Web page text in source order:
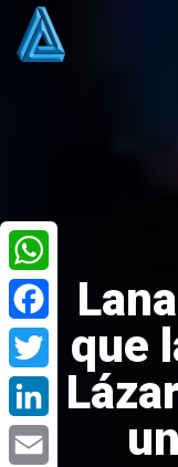
que
WhatsApp
Facebook
Twitter
LinkedIn